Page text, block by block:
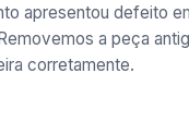
apresentou defeito
a peça
corretamente.